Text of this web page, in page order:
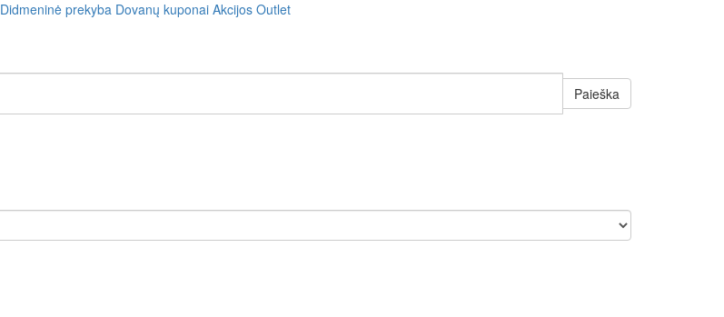
Didmeninė prekyba Dovanų kuponai Akcijos Outlet
Paieška